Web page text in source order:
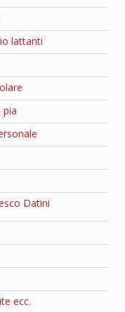
lattanti
pia
Datini
ecc.